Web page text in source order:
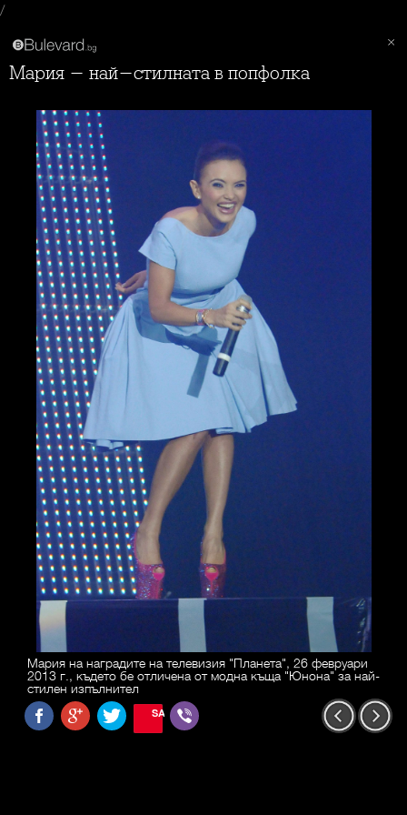
/
Мария - най-стилната в попфолка
Мария на наградите на телевизия "Планета", 26 февруари
2013 г., където бе отличена от модна къща "Юнона" за най-
стилен изпълнител
SAVE